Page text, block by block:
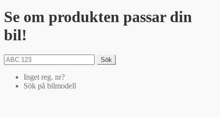
Se om produkten passar din
bil!
Sök
Inget reg. nr?
Sök på bilmodell